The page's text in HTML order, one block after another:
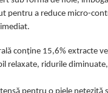
pentru a reduce micro-
conține 15,6% extracte
relaxate, ridurile